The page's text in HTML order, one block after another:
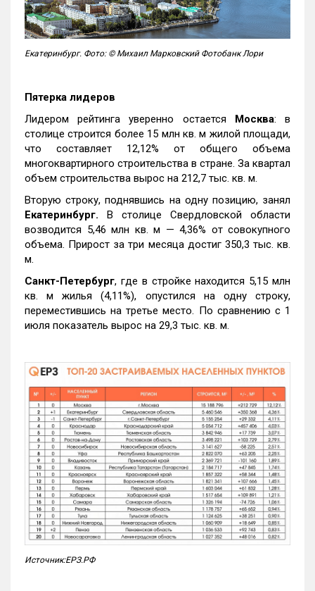
Екатеринбург. Фото: © Михаил Марковский Фотобанк Лори
Пятерка лидеров
Лидером рейтинга уверенно остается Москва: в
столице строится более 15 млн кв. м жилой площади,
что составляет 12,12% от общего объема
многоквартирного строительства в стране. За квартал
объем строительства вырос на 212,7 тыс. кв. м.
Вторую строку, поднявшись на одну позицию, занял
Екатеринбург. В столице Свердловской области
возводится 5,46 млн кв. м — 4,36% от совокупного
объема. Прирост за три месяца достиг 350,3 тыс. кв.
м.
Санкт-Петербург, где в стройке находится 5,15 млн
кв. м жилья (4,11%), опустился на одну строку,
переместившись на третье место. По сравнению с 1
июля показатель вырос на 29,3 тыс. кв. м.
Источник:ЕРЗ.РФ